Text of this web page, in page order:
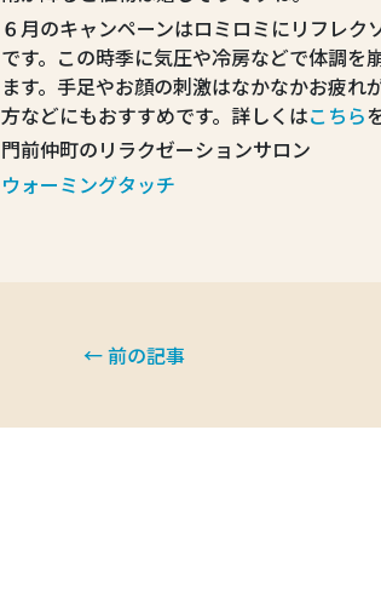
６月のキャンペーンはロミロミにリフレ
です。この時季に気圧や冷房などで体調
ます。手足やお顔の刺激はなかなかお疲
方などにもおすすめです。詳しくはこちら
門前仲町のリラクゼーションサロン
ウォーミングタッチ
← 前の記事